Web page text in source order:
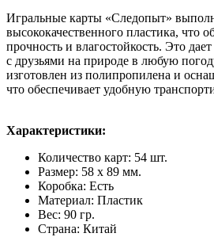
Игральные карты «Следопыт»
высококачественного пластика, что
прочность и влагостойкость. Это
с друзьями на природе в любую
изготовлен из полипропилена и
что обеспечивает удобную
Характеристики:
Количество карт: 54 шт.
Размер: 58 х 89 мм.
Коробка: Есть
Материал: Пластик
Вес: 90 гр.
Страна: Китай